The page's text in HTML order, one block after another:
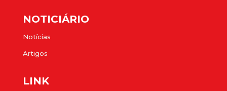
NOTICIÁRIO
Notícias
Artigos
LINK